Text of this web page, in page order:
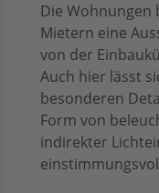
Die
Mietern eine
von der
Auch hier lässt
besonderen
Form von
indirekter